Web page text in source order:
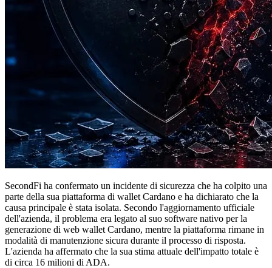
SecondFi ha confermato un incidente di sicurezza che ha colpito una
parte della sua piattaforma di wallet Cardano e ha dichiarato che la
causa principale è stata isolata. Secondo l'aggiornamento ufficiale
dell'azienda, il problema era legato al suo software nativo per la
generazione di web wallet Cardano, mentre la piattaforma rimane in
modalità di manutenzione sicura durante il processo di risposta.
L'azienda ha affermato che la sua stima attuale dell'impatto totale è
di circa 16 milioni di ADA.